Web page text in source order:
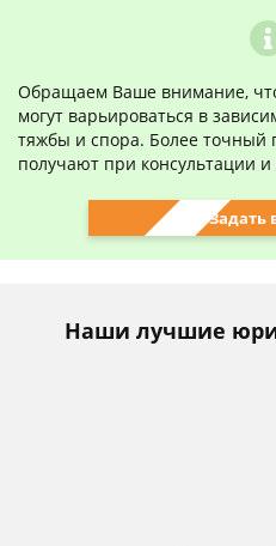
Обращаем Ваше внимание,
могут варьироваться в
тяжбы и спора. Более точный
получают при консультации
Задать
Наши лучшие